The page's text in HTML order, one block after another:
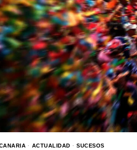
· ACTUALIDAD · SUCESOS